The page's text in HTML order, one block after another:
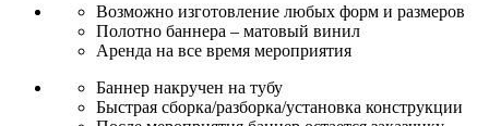
Возможно изготовление любых форм и размеров
Полотно баннера – матовый винил
Аренда на все время мероприятия
Баннер накручен на тубу
Быстрая сборка/разборка/установка конструкции